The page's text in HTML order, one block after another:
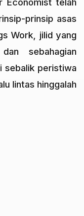
prinsip asas
Work, jilid yang
sebahagian
sebalik peristiwa
lintas hinggalah